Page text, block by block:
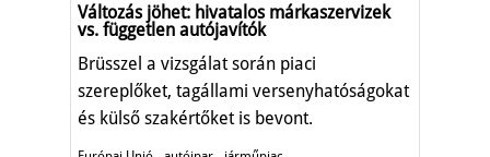
Változás jöhet: hivatalos márkaszervizek
vs. független autójavítók
Brüsszel a vizsgálat során piaci
szereplőket, tagállami versenyhatóságokat
és külső szakértőket is bevont.